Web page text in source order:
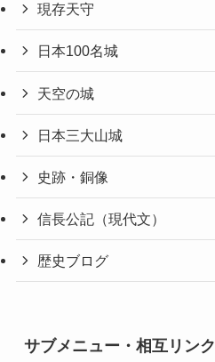
現存天守
日本100名城
天空の城
日本三大山城
史跡・銅像
信長公記（現代文）
歴史ブログ
サブメニュー・相互リンク